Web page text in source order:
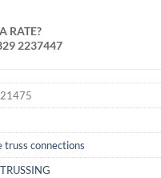
RATE?
2237447
truss connections